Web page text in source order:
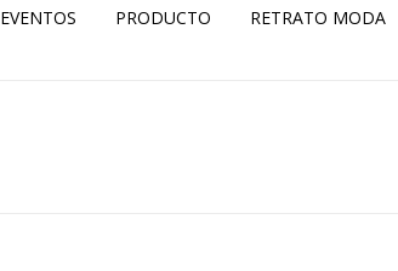
EVENTOS PRODUCTO RETRATO MODA